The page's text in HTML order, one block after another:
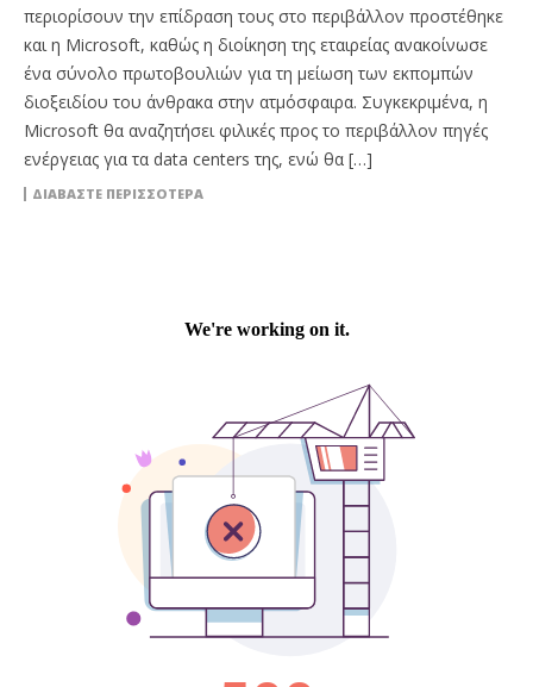
περιορίσουν την επίδραση τους στο περιβάλλον προστέθηκε
και η Microsoft, καθώς η διοίκηση της εταιρείας ανακοίνωσε
ένα σύνολο πρωτοβουλιών για τη μείωση των εκπομπών
διοξειδίου του άνθρακα στην ατμόσφαιρα. Συγκεκριμένα, η
Microsoft θα αναζητήσει φιλικές προς το περιβάλλον πηγές
ενέργειας για τα data centers της, ενώ θα […]
ΔΙΑΒΆΣΤΕ ΠΕΡΙΣΣΌΤΕΡΑ